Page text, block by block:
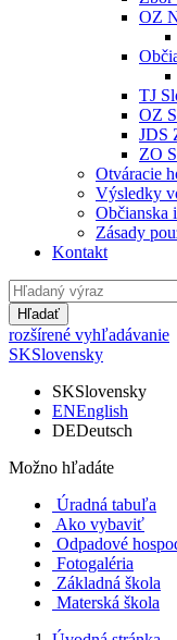
OZ
TJ
OZ
JDS
ZO
Otváracie
Výsledky
Občianska
Zásady
Kontakt
Hľadať
rozšírené vyhľadávanie
SKSlovensky
SKSlovensky
ENEnglish
DEDeutsch
Možno hľadáte
Úradná tabuľa
Ako vybaviť
Odpadové
Fotogaléria
Základná škola
Materská škola